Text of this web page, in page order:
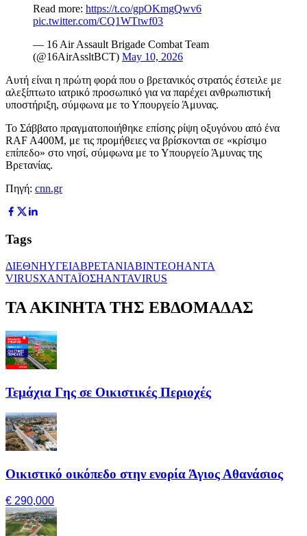
Read more: https://t.co/gpOKmgQwv6
pic.twitter.com/CQ1WTtwf03
— 16 Air Assault Brigade Combat Team
(@16AirAssltBCT) May 10, 2026
Αυτή είναι η πρώτη φορά που ο βρετανικός στρατός έστειλε με
αλεξίπτωτο ιατρικό προσωπικό για να παρέχει ανθρωπιστική
υποστήριξη, σύμφωνα με το Υπουργείο Άμυνας.
Το Σάββατο πραγματοποιήθηκε επίσης ρίψη οξυγόνου από ένα
RAF A400M, με τις προμήθειες να βρίσκονται σε «κρίσιμο
επίπεδο» στο νησί, σύμφωνα με το Υπουργείο Άμυνας της
Βρετανίας.
Πηγή: cnn.gr
Tags
ΔΙΕΘΝΗΥΓΕΙΑΒΡΕΤΑΝΙΑΒΙΝΤΕΟHANTA
VIRUSΧΑΝΤΑΪΟΣHANTAVIRUS
ΤΑ ΑΚΙΝΗΤΑ ΤΗΣ ΕΒΔΟΜΑΔΑΣ
Τεμάχια Γης σε Οικιστικές Περιοχές
Οικιστικό οικόπεδο στην ενορία Άγιος Αθανάσιος
€ 290,000